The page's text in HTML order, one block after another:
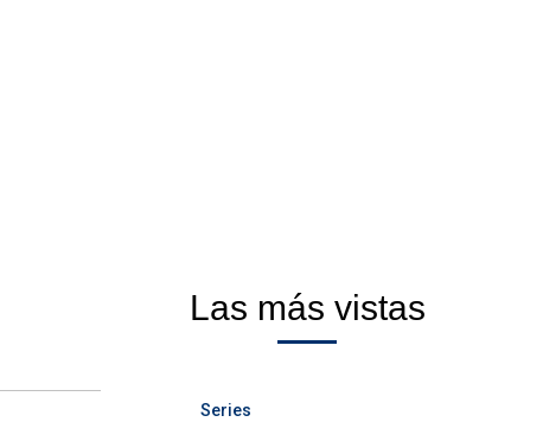
Las más vistas
Series